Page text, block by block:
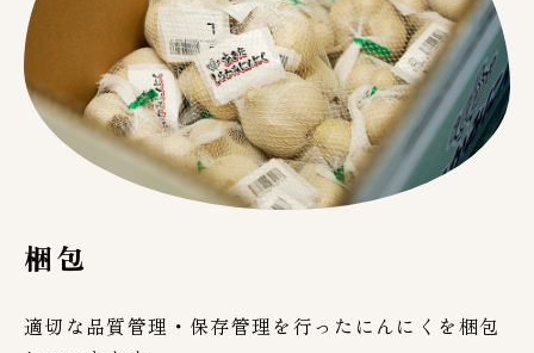
梱包
適切な品質管理・保存管理を行ったにんにくを梱包